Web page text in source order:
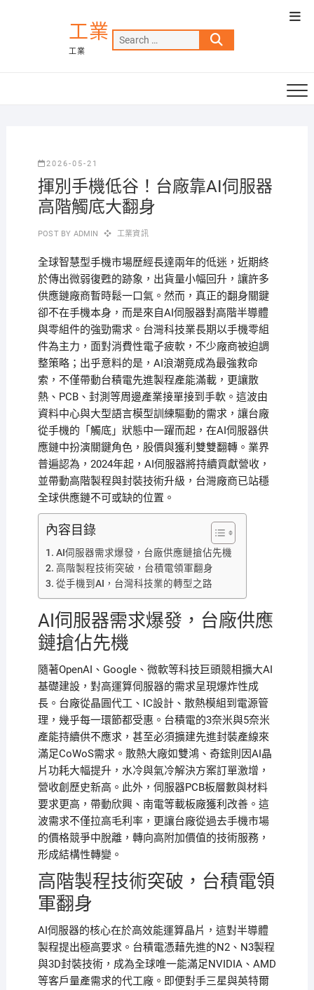
工業
工業
Search
…
2026-05-21
揮別手機低谷！台廠靠AI伺服器
高階觸底大翻身
POST BY ADMIN 工業資訊
全球智慧型手機市場歷經長達兩年的低迷，近期終
於傳出微弱復甦的跡象，出貨量小幅回升，讓許多
供應鏈廠商暫時鬆一口氣。然而，真正的翻身關鍵
卻不在手機本身，而是來自AI伺服器對高階半導體
與零組件的強勁需求。台灣科技業長期以手機零組
件為主力，面對消費性電子疲軟，不少廠商被迫調
整策略；出乎意料的是，AI浪潮竟成為最強救命
索，不僅帶動台積電先進製程產能滿載，更讓散
熱、PCB、封測等周邊產業接單接到手軟。這波由
資料中心與大型語言模型訓練驅動的需求，讓台廠
從手機的「觸底」狀態中一躍而起，在AI伺服器供
應鏈中扮演關鍵角色，股價與獲利雙雙翻轉。業界
普遍認為，2024年起，AI伺服器將持續貢獻營收，
並帶動高階製程與封裝技術升級，台灣廠商已站穩
全球供應鏈不可或缺的位置。
內容目錄
AI伺服器需求爆發，台廠供應鏈搶佔先機
高階製程技術突破，台積電領軍翻身
從手機到AI，台灣科技業的轉型之路
AI伺服器需求爆發，台廠供應
鏈搶佔先機
隨著OpenAI、Google、微軟等科技巨頭競相擴大AI
基礎建設，對高運算伺服器的需求呈現爆炸性成
長。台廠從晶圓代工、IC設計、散熱模組到電源管
理，幾乎每一環節都受惠。台積電的3奈米與5奈米
產能持續供不應求，甚至必須擴建先進封裝產線來
滿足CoWoS需求。散熱大廠如雙鴻、奇鋐則因AI晶
片功耗大幅提升，水冷與氣冷解決方案訂單激增，
營收創歷史新高。此外，伺服器PCB板層數與材料
要求更高，帶動欣興、南電等載板廠獲利改善。這
波需求不僅拉高毛利率，更讓台廠從過去手機市場
的價格競爭中脫離，轉向高附加價值的技術服務，
形成結構性轉變。
高階製程技術突破，台積電領
軍翻身
AI伺服器的核心在於高效能運算晶片，這對半導體
製程提出極高要求。台積電憑藉先進的N2、N3製程
與3D封裝技術，成為全球唯一能滿足NVIDIA、AMD
等客戶量產需求的代工廠。即便對手三星與英特爾